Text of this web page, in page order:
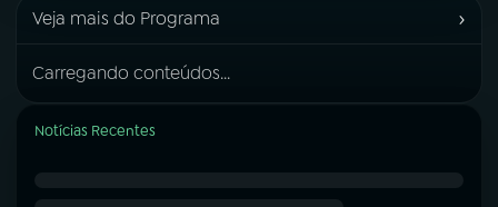
Veja mais do Programa ›
Carregando conteúdos...
Notícias Recentes